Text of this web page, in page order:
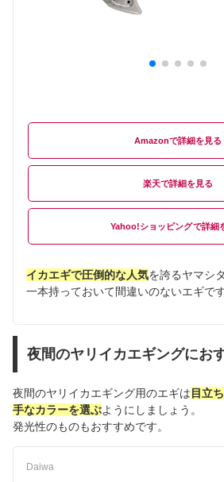
Amazon
楽天
Yahoo!ショッピング
イカエギで圧倒的な人気を誇るヤマシ
一本持っておいて間違いのないエギです
夜間のヤリイカエギングにお
夜間のヤリイカエギング用のエギは 目立
手なカラーを選ぶようにしましょう。
発光性のものもおすすめです。
Daiwa